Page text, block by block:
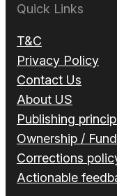
Quick Links
T&C
Privacy Policy
Contact Us
About US
Publishing
Ownership /
Corrections
Actionable